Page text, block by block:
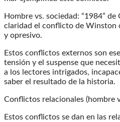
Hombre vs. sociedad: “1984”
claridad el conflicto de
y opresivo.
Estos conflictos externos son
tensión y el suspense que
a los lectores intrigados,
saber el resultado de la historia.
Conflictos relacionales (hombre
Estos conflictos se dan en las